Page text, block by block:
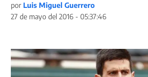
por Luis Miguel Guerrero
27 de mayo del 2016 - 05:37:46